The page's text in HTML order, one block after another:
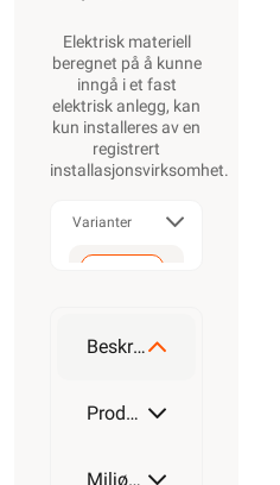
Elektrisk materiell
beregnet på å kunne
inngå i et fast
elektrisk anlegg, kan
kun installeres av en
registrert
installasjonsvirksomhet.
Varianter
Beskrivelse
Produktdetaljer
Miljøparametere